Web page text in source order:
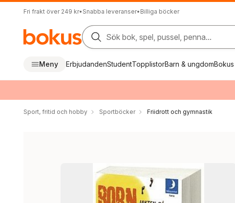
Fri frakt över 249 kr• Snabba leveranser• Billiga böcker
Sök bok, spel, pussel, penna...
Meny ErbjudandenStudentTopplistorBarn & ungdom
Sport, fritid och hobby Sportböcker Friidrott och gymnastik